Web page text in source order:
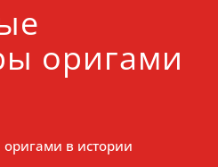
оригами
в истории